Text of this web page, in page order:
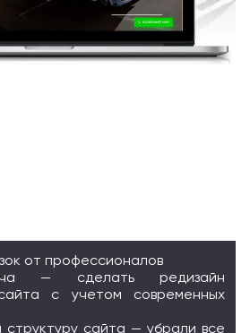
от профессионалов
— сделать редизайн
с учетом современных
сайта — убрали все